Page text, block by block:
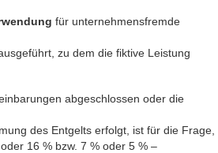
für unternehmensfremde
zu dem die fiktive Leistung
abgeschlossen oder die
des Entgelts erfolgt, ist für die Frage,
16 % bzw. 7 % oder 5 % –